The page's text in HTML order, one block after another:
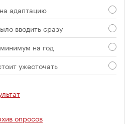
адаптацию
вводить сразу
на год
ужесточать
опросов